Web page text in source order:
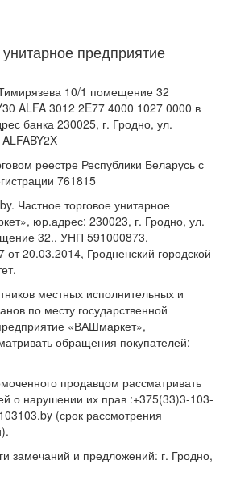
предприятие
10/1 помещение 32
ALFA 3012 2E77 4000 1027 0000 в
банка 230025, г. Гродно, ул.
реестре Республики Беларусь с
761815
Частное торговое унитарное
юр.адрес: 230023, г. Гродно, ул.
32., УНП 591000873,
20.03.2014, Гродненский городской
местных исполнительных и
по месту государственной
«ВАШмаркет»,
обращения покупателей:
продавцом рассматривать
о нарушении их прав :+375(33)3-103-
(срок рассмотрения
замечаний и предложений: г. Гродно,